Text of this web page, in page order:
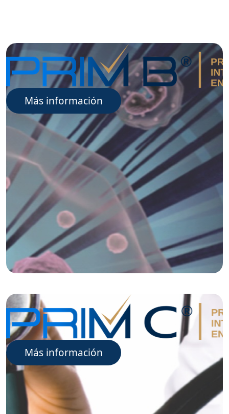
Más información
Más información